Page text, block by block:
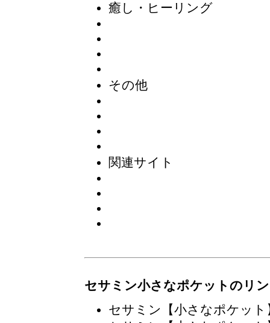
癒し・ヒーリング
その他
関連サイト
セサミン小さなポケットのリ
セサミン【小さなポケッ